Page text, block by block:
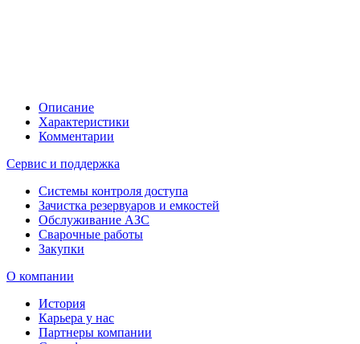
Описание
Характеристики
Комментарии
Сервис и поддержка
Системы контроля доступа
Зачистка резервуаров и емкостей
Обслуживание АЗС
Сварочные работы
Закупки
О компании
История
Карьера у нас
Партнеры компании